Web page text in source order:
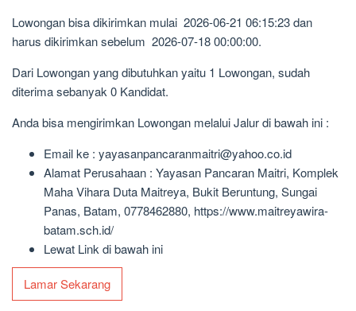
Lowongan bisa dikirimkan mulai 2026-06-21 06:15:23 dan
harus dikirimkan sebelum 2026-07-18 00:00:00.
Dari Lowongan yang dibutuhkan yaitu 1 Lowongan, sudah
diterima sebanyak 0 Kandidat.
Anda bisa mengirimkan Lowongan melalui Jalur di bawah ini :
Email ke : yayasanpancaranmaitri@yahoo.co.id
Alamat Perusahaan : Yayasan Pancaran Maitri, Komplek
Maha Vihara Duta Maitreya, Bukit Beruntung, Sungai
Panas, Batam, 0778462880, https://www.maitreyawira-
batam.sch.id/
Lewat Link di bawah ini
Lamar Sekarang